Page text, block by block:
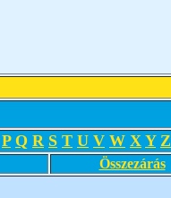
P Q R S T U V W X Y Z
Összezárás